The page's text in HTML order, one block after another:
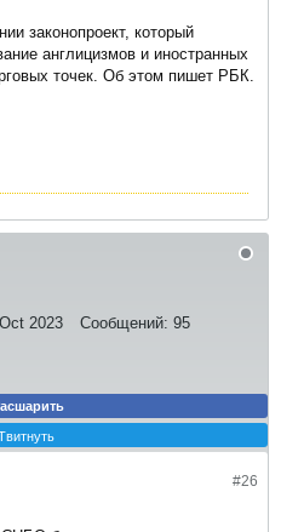
законопроект, который
англицизмов и иностранных
точек. Об этом пишет РБК.
Oct 2023 Сообщений: 95
#26